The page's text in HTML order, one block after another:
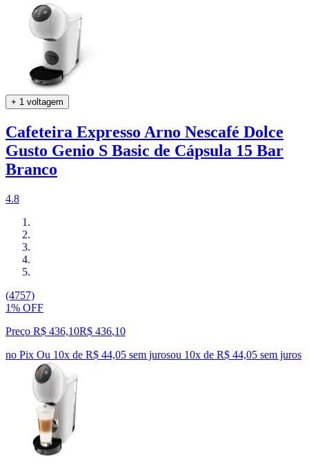
+ 1 voltagem
Cafeteira Expresso Arno Nescafé Dolce
Gusto Genio S Basic de Cápsula 15 Bar
Branco
4.8
(4757)
1% OFF
Preço R$ 436,10R$ 436,10
no Pix Ou 10x de R$ 44,05 sem jurosou 10x de R$ 44,05 sem juros